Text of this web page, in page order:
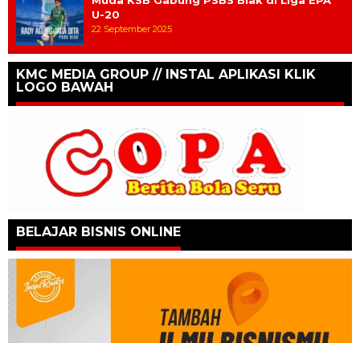
U-20
22 September 2025
KMC MEDIA GROUP // INSTAL APLIKASI KLIK
LOGO BAWAH
BELAJAR BISNIS ONLINE